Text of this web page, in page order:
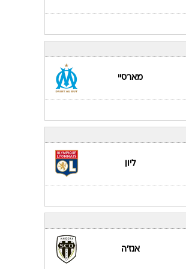
מארסיי
ליון
אנז'ה